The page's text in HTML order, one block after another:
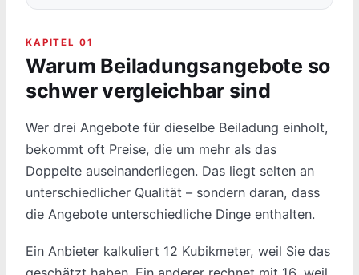
KAPITEL 01
Warum Beiladungsangebote so
schwer vergleichbar sind
Wer drei Angebote für dieselbe Beiladung einholt,
bekommt oft Preise, die um mehr als das
Doppelte auseinanderliegen. Das liegt selten an
unterschiedlicher Qualität – sondern daran, dass
die Angebote unterschiedliche Dinge enthalten.
Ein Anbieter kalkuliert 12 Kubikmeter, weil Sie das